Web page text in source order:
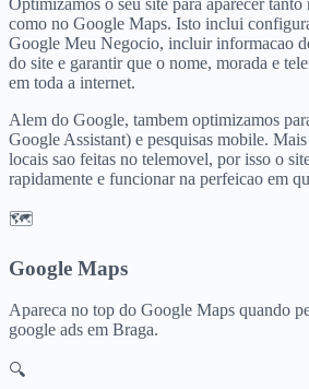
como no Google Maps. Isto inclui
Google Meu Negocio, incluir informacao
do site e garantir que o nome, morada e
em toda a internet.
Alem do Google, tambem optimizamos
Google Assistant) e pesquisas mobile.
locais sao feitas no telemovel, por isso o
rapidamente e funcionar na perfeicao em
🗺️
Google Maps
Apareca no top do Google Maps quando
google ads em Braga.
🔍